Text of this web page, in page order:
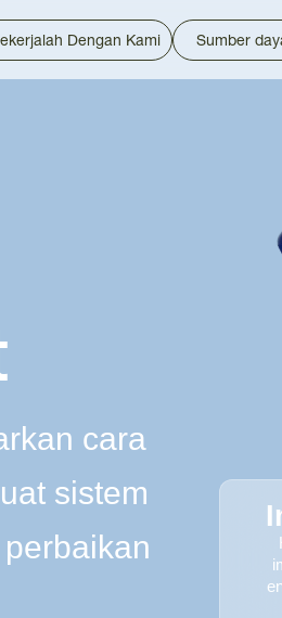
cara
sistem
Dengan Kami Sumber